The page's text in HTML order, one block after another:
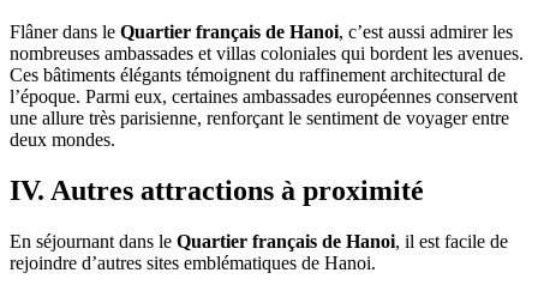
Flâner dans le Quartier français de Hanoi, c’est aussi admirer les
nombreuses ambassades et villas coloniales qui bordent les avenues.
Ces bâtiments élégants témoignent du raffinement architectural de
l’époque. Parmi eux, certaines ambassades européennes conservent
une allure très parisienne, renforçant le sentiment de voyager entre
deux mondes.
IV. Autres attractions à proximité
En séjournant dans le Quartier français de Hanoi, il est facile de
rejoindre d’autres sites emblématiques de Hanoi.